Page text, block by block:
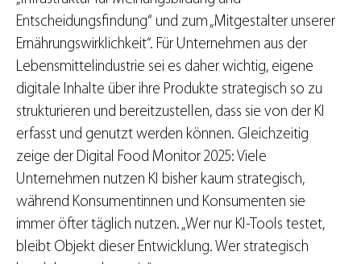
Entscheidungsfindung“ und zum „Mitgestalter unserer
Ernährungswirklichkeit“. Für Unternehmen aus der
Lebensmittelindustrie sei es daher wichtig, eigene
digitale Inhalte über ihre Produkte strategisch so zu
strukturieren und bereitzustellen, dass sie von der KI
erfasst und genutzt werden können. Gleichzeitig
zeige der Digital Food Monitor 2025: Viele
Unternehmen nutzen KI bisher kaum strategisch,
während Konsumentinnen und Konsumenten sie
immer öfter täglich nutzen. „Wer nur KI-Tools testet,
bleibt Objekt dieser Entwicklung. Wer strategisch